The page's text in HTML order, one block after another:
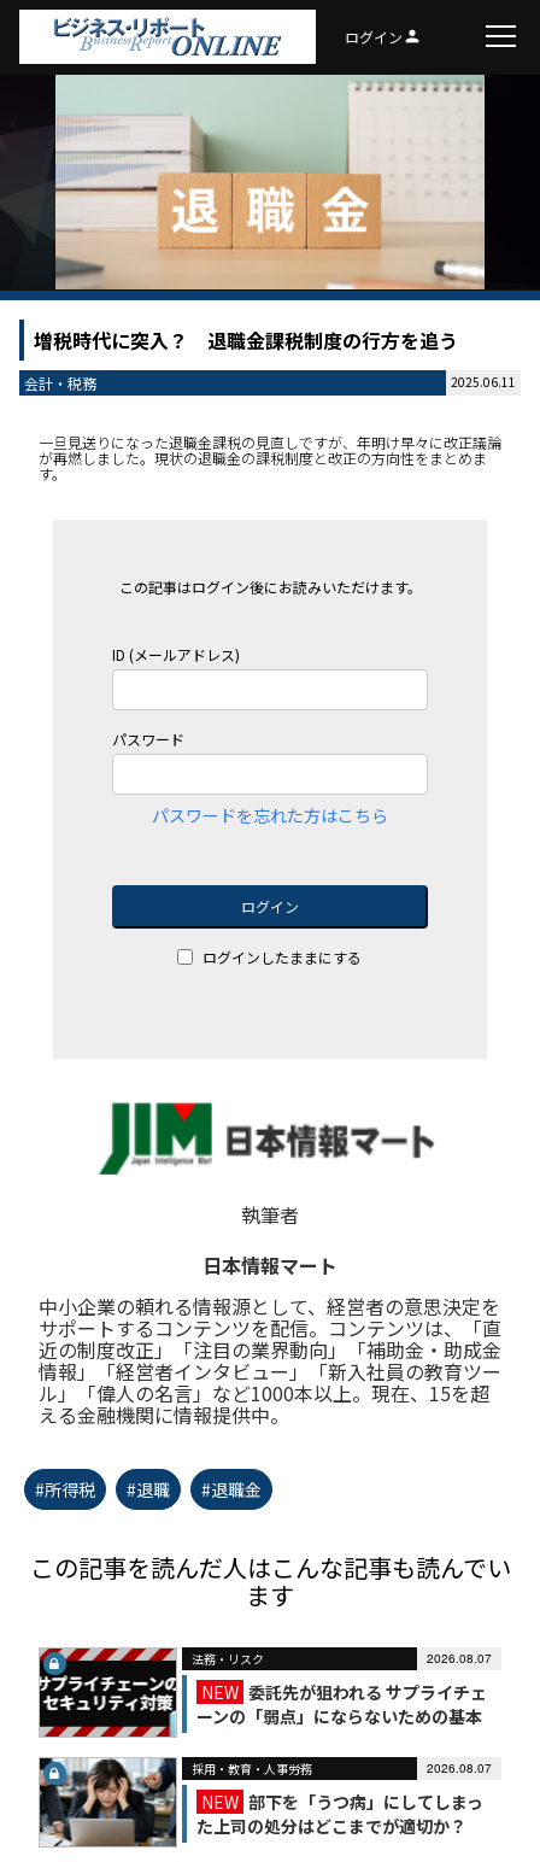
ログインperson
増税時代に突入？ 退職金課税制度の行方を追う
会計・税務 2025.06.11
一旦見送りになった退職金課税の見直しですが、年明け早々に改正議論
が再燃しました。現状の退職金の課税制度と改正の方向性をまとめま
す。
この記事はログイン後にお読みいただけます。
ID (メールアドレス)
パスワード
パスワードを忘れた方はこちら
ログイン
ログインしたままにする
執筆者
日本情報マート
中小企業の頼れる情報源として、経営者の意思決定を
サポートするコンテンツを配信。コンテンツは、「直
近の制度改正」「注目の業界動向」「補助金・助成金
情報」「経営者インタビュー」「新入社員の教育ツー
ル」「偉人の名言」など1000本以上。現在、15を超
える金融機関に情報提供中。
#所得税 #退職 #退職金
この記事を読んだ人はこんな記事も読んでい
ます
法務・リスク 2026.08.07
NEW 委託先が狙われる サプライチェ
ーンの「弱点」にならないための基本
採用・教育・人事労務 2026.08.07
NEW 部下を「うつ病」にしてしまっ
た上司の処分はどこまでが適切か？